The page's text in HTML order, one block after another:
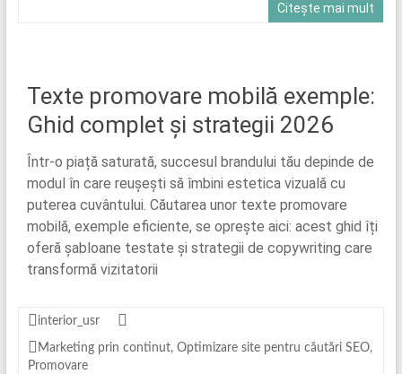
Citește mai mult
Texte promovare mobilă exemple:
Ghid complet și strategii 2026
Într-o piață saturată, succesul brandului tău depinde de
modul în care reușești să îmbini estetica vizuală cu
puterea cuvântului. Căutarea unor texte promovare
mobilă, exemple eficiente, se oprește aici: acest ghid îți
oferă șabloane testate și strategii de copywriting care
transformă vizitatorii
interior_usr
Marketing prin continut, Optimizare site pentru căutări SEO,
Promovare